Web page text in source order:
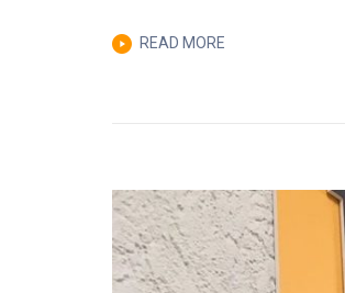
READ MORE